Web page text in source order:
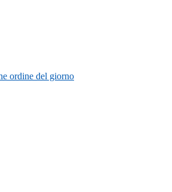
ordine del giorno